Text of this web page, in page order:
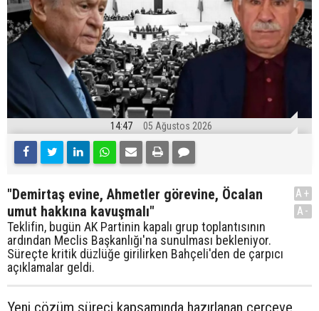
14:47 05 Ağustos 2026
"Demirtaş evine, Ahmetler görevine, Öcalan
umut hakkına kavuşmalı"
Teklifin, bugün AK Partinin kapalı grup toplantısının
ardından Meclis Başkanlığı'na sunulması bekleniyor.
Süreçte kritik düzlüğe girilirken Bahçeli'den de çarpıcı
açıklamalar geldi.
A+
A-
Yeni çözüm süreci kapsamında hazırlanan çerçeve